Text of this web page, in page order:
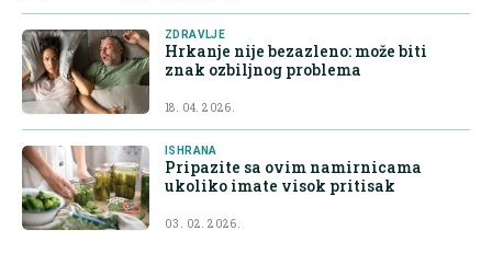
ZDRAVLJE
Hrkanje nije bezazleno: može biti
znak ozbiljnog problema
18. 04. 2026.
ISHRANA
Pripazite sa ovim namirnicama
ukoliko imate visok pritisak
03. 02. 2026.